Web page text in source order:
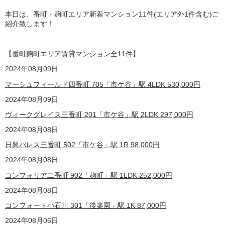
本日は、番町・麹町エリア新着マンション11件(エリア外1件含む)ご
紹介致します！
【番町麹町エリア賃貸マンション全11件】
2024年08月09日
マーシュフィールド四番町 705「市ケ谷」駅 4LDK 530,000円
2024年08月09日
ヴィークグレイス三番町 201「市ケ谷」駅 2LDK 297,000円
2024年08月08日
日興パレス三番町 502「市ケ谷」駅 1R 98,000円
2024年08月08日
コンフォリア二番町 902「麹町」駅 1LDK 252,000円
2024年08月08日
コンフォート小石川 301「後楽園」駅 1K 87,000円
2024年08月06日